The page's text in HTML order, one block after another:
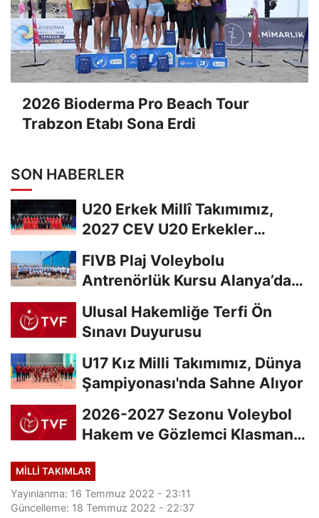
2026 Bioderma Pro Beach Tour
Trabzon Etabı Sona Erdi
SON HABERLER
U20 Erkek Millî Takımımız,
2027 CEV U20 Erkekler
FIVB Plaj Voleybolu
Antrenörlük Kursu Alanya’da
Ulusal Hakemliğe Terfi Ön
Sınavı Duyurusu
U17 Kız Milli Takımımız, Dünya
Şampiyonası'nda Sahne Alıyor
2026-2027 Sezonu Voleybol
Hakem ve Gözlemci Klasman
MILLI TAKIMLAR
Yayınlanma: 16 Temmuz 2022 - 23:11
Güncelleme: 18 Temmuz 2022 - 22:37